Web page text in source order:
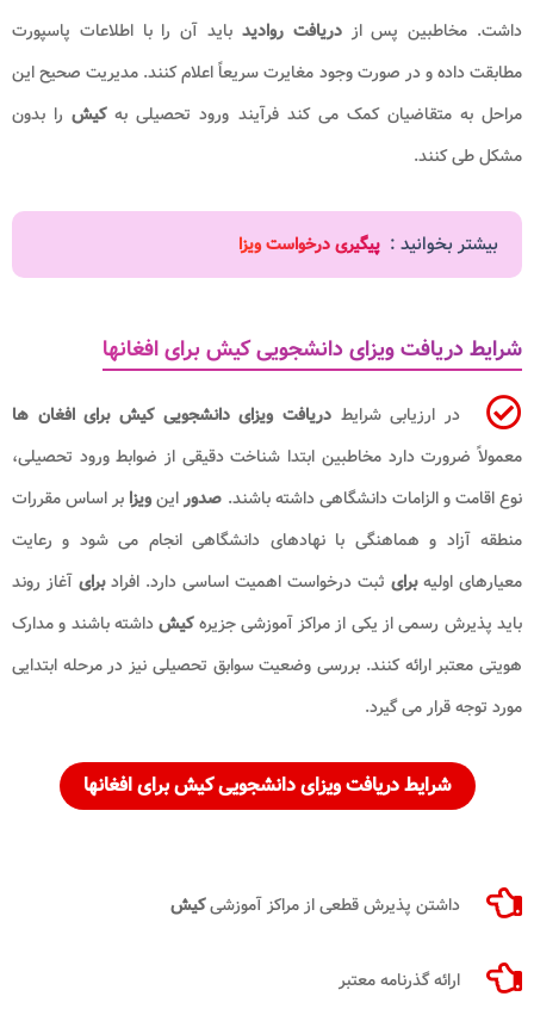
داشت. مخاطبین پس ازدریافت روادید باید آن را با اطلاعات پاسپورت
مطابقت داده و در صورت وجود مغایرت سریعاً اعلام کنند. مدیریت صحیح این
مراحل به متقاضیان کمک می کند فرآیند ورود تحصیلی بهکیش را بدون
مشکل طی کنند.
بیشتر بخوانید : پیگیری درخواست ویزا
شرایط دریافت ویزای دانشجویی کیش برای افغانها
در ارزیابی شرایط دریافت ویزای دانشجویی کیش برای افغان ها
معمولاً ضرورت دارد مخاطبین ابتدا شناخت دقیقی از ضوابط ورود تحصیلی،
نوع اقامت و الزامات دانشگاهی داشته باشند. صدوراینویزا بر اساس مقررات
منطقه آزاد و هماهنگی با نهادهای دانشگاهی انجام می شود و رعایت
معیارهای اولیهبرای ثبت درخواست اهمیت اساسی دارد. افرادبرای آغاز روند
باید پذیرش رسمی از یکی از مراکز آموزشی جزیرهکیشداشته باشند و مدارک
هویتی معتبر ارائه کنند. بررسی وضعیت سوابق تحصیلی نیز در مرحله ابتدایی
مورد توجه قرار می گیرد.
شرایط دریافت ویزای دانشجویی کیش برای افغانها
داشتن پذیرش قطعی از مراکز آموزشیکیش
ارائه گذرنامه معتبر